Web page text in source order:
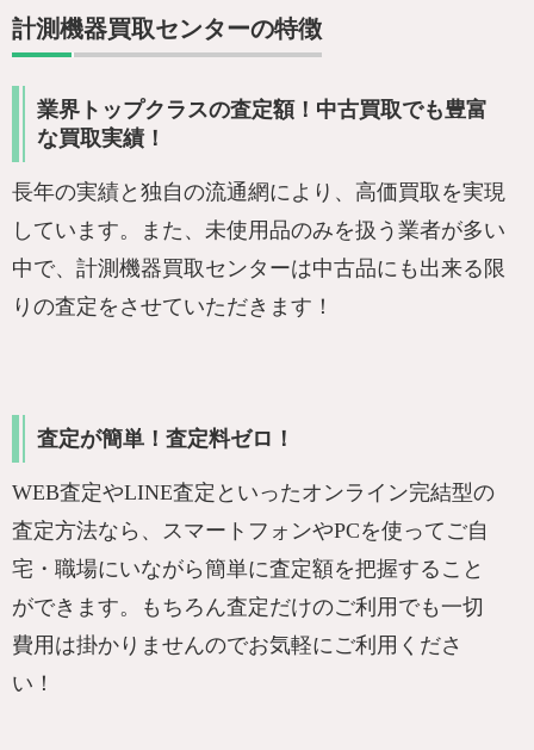
計測機器買取センターの特徴
業界トップクラスの査定額！中古買取でも豊富
な買取実績！
長年の実績と独自の流通網により、高価買取を実現
しています。また、未使用品のみを扱う業者が多い
中で、計測機器買取センターは中古品にも出来る限
りの査定をさせていただきます！
査定が簡単！査定料ゼロ！
WEB査定やLINE査定といったオンライン完結型の
査定方法なら、スマートフォンやPCを使ってご自
宅・職場にいながら簡単に査定額を把握すること
ができます。もちろん査定だけのご利用でも一切
費用は掛かりませんのでお気軽にご利用くださ
い！